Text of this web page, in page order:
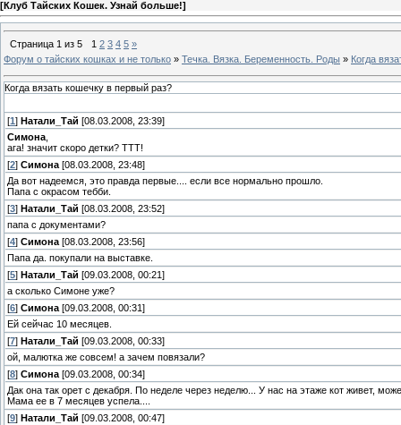
[Клуб Тайских Кошек. Узнай больше!]
Страница 1 из 5 1 2 3 4 5 »
Форум о тайских кошках и не только » Течка. Вязка. Беременность. Роды » Когда
Когда вязать кошечку в первый раз?
[1] Натали_Тай [08.03.2008, 23:39]
Симона
ага! значит скоро детки? ТТТ!
[2] Симона [08.03.2008, 23:48]
Да вот надеемся, это правда первые.... если все нормально прошло.
Папа с окрасом тебби.
[3] Натали_Тай [08.03.2008, 23:52]
папа с документами?
[4] Симона [08.03.2008, 23:56]
Папа да. покупали на выставке.
[5] Натали_Тай [09.03.2008, 00:21]
а сколько Симоне уже?
[6] Симона [09.03.2008, 00:31]
Ей сейчас 10 месяцев.
[7] Натали_Тай [09.03.2008, 00:33]
ой, малютка же совсем! а зачем повязали?
[8] Симона [09.03.2008, 00:34]
Дак она так орет с декабря. По неделе через неделю... У нас на этаже кот живет,
Мама ее в 7 месяцев успела....
[9] Натали_Тай [09.03.2008, 00:47]